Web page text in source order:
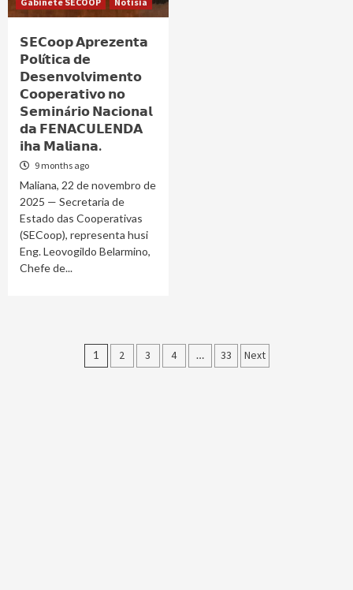
𝗦𝗘𝗖𝗼𝗼𝗽 𝗔𝗽𝗿𝗲𝘇𝗲𝗻𝘁𝗮
𝗣𝗼𝗹í𝘁𝗶𝗰𝗮 𝗱𝗲
𝗗𝗲𝘀𝗲𝗻𝘃𝗼𝗹𝘃𝗶𝗺𝗲𝗻𝘁𝗼
𝗖𝗼𝗼𝗽𝗲𝗿𝗮𝘁𝗶𝘃𝗼 𝗻𝗼
𝗦𝗲𝗺𝗶𝗻á𝗿𝗶𝗼 𝗡𝗮𝗰𝗶𝗼𝗻𝗮𝗹
𝗱𝗮 𝗙𝗘𝗡𝗔𝗖𝗨𝗟𝗘𝗡𝗗𝗔
𝗶𝗵𝗮 𝗠𝗮𝗹𝗶𝗮𝗻𝗮.
9 months ago
Maliana, 22 de novembro de
2025 — Secretaria de
Estado das Cooperativas
(SECoop), representa husi
Eng. Leovogildo Belarmino,
Chefe de...
Posts
1 2 3 4 … 33 Next